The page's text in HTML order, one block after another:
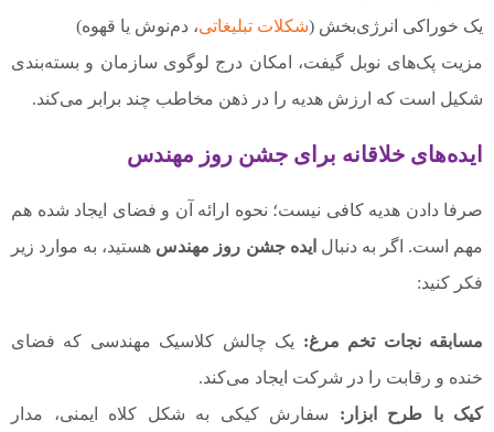
یک خوراکی انرژی‌بخش (شکلات تبلیغاتی، دم‌نوش یا قهوه)
مزیت پک‌های نوبل گیفت، امکان درج لوگوی سازمان و بسته‌بندی
شکیل است که ارزش هدیه را در ذهن مخاطب چند برابر می‌کند.
ایده‌های خلاقانه برای جشن روز مهندس
صرفا دادن هدیه کافی نیست؛ نحوه ارائه آن و فضای ایجاد شده هم
مهم است. اگر به دنبال ایده جشن روز مهندس هستید، به موارد زیر
فکر کنید:
مسابقه نجات تخم مرغ: یک چالش کلاسیک مهندسی که فضای
خنده و رقابت را در شرکت ایجاد می‌کند.
کیک با طرح ابزار: سفارش کیکی به شکل کلاه ایمنی، مدار